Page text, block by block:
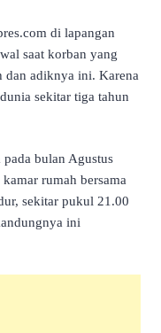
di lapangan
saat korban yang
dan adiknya ini. Karena
sekitar tiga tahun
pada bulan Agustus
rumah bersama
sekitar pukul 21.00
ini